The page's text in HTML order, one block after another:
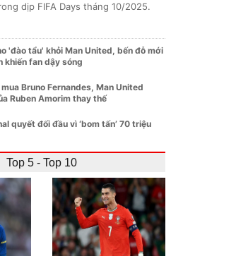
dịp FIFA Days tháng 10/2025.
'đào tẩu' khỏi Man United, bến đỗ mới
khiến fan dậy sóng
Bruno Fernandes, Man United
Ruben Amorim thay thế
quyết đối đầu vì ‘bom tấn’ 70 triệu
Top 5 - Top 10